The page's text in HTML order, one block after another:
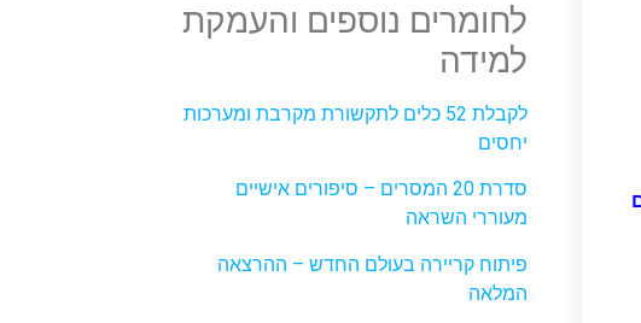
לחומרים נוספים והעמקת
למידה
לקבלת 52 כלים לתקשורת מקרבת ומערכות
יחסים
סדרת 20 המסרים – סיפורים אישיים
מעוררי השראה
פיתוח קריירה בעולם החדש – ההרצאה
המלאה